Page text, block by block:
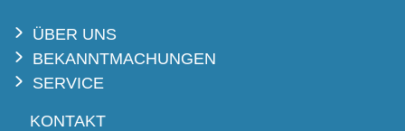
ÜBER UNS
BEKANNTMACHUNGEN
SERVICE
KONTAKT